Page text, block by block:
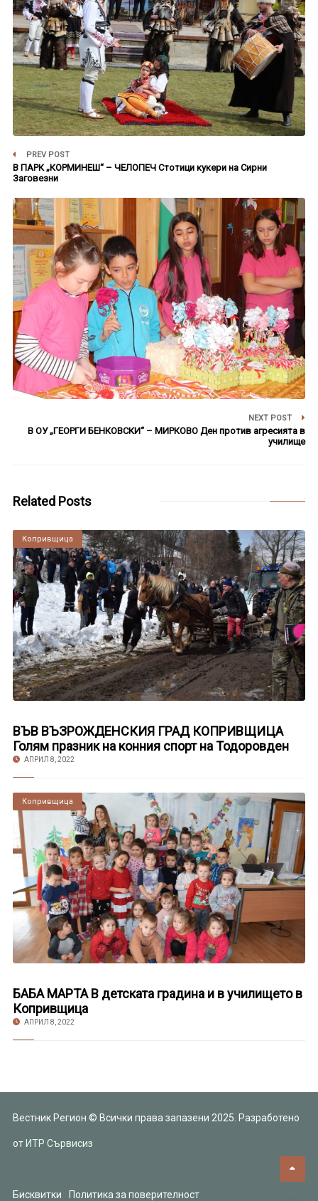
PREV POST
В ПАРК „КОРМИНЕШ“ – ЧЕЛОПЕЧ Стотици кукери на Сирни
Заговезни
NEXT POST
В ОУ „ГЕОРГИ БЕНКОВСКИ“ – МИРКОВО Ден против агресията в
училище
Related Posts
Копривщица
ВЪВ ВЪЗРОЖДЕНСКИЯ ГРАД КОПРИВЩИЦА
Голям празник на конния спорт на Тодоровден
АПРИЛ 8, 2022
Копривщица
БАБА МАРТА В детската градина и в училището в
Копривщица
АПРИЛ 8, 2022
Вестник Регион © Всички права запазени 2025. Разработено
от ИТР Сървисиз
Бисквитки Политика за поверителност